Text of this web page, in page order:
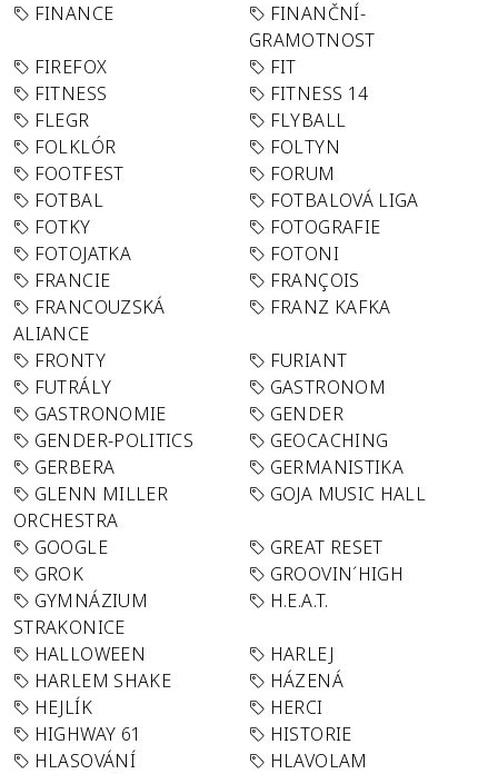
FINANCE
FINANČNÍ-
GRAMOTNOST
FIREFOX
FIT
FITNESS
FITNESS 14
FLEGR
FLYBALL
FOLKLÓR
FOLTYN
FOOTFEST
FORUM
FOTBAL
FOTBALOVÁ LIGA
FOTKY
FOTOGRAFIE
FOTOJATKA
FOTONI
FRANCIE
FRANÇOIS
FRANCOUZSKÁ
ALIANCE
FRANZ KAFKA
FRONTY
FURIANT
FUTRÁLY
GASTRONOM
GASTRONOMIE
GENDER
GENDER-POLITICS
GEOCACHING
GERBERA
GERMANISTIKA
GLENN MILLER
ORCHESTRA
GOJA MUSIC HALL
GOOGLE
GREAT RESET
GROK
GROOVIN´HIGH
GYMNÁZIUM
STRAKONICE
H.E.A.T.
HALLOWEEN
HARLEJ
HARLEM SHAKE
HÁZENÁ
HEJLÍK
HERCI
HIGHWAY 61
HISTORIE
HLASOVÁNÍ
HLAVOLAM